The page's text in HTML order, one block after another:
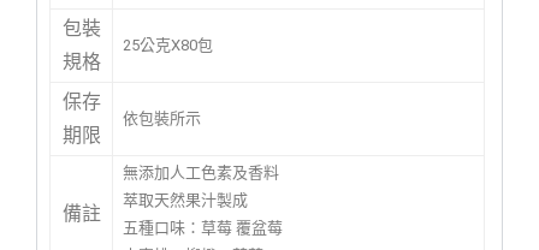
包裝
規格
25公克X80包
保存
期限
依包裝所示
備註
無添加人工色素及香料
萃取天然果汁製成
五種口味：草莓 覆盆莓